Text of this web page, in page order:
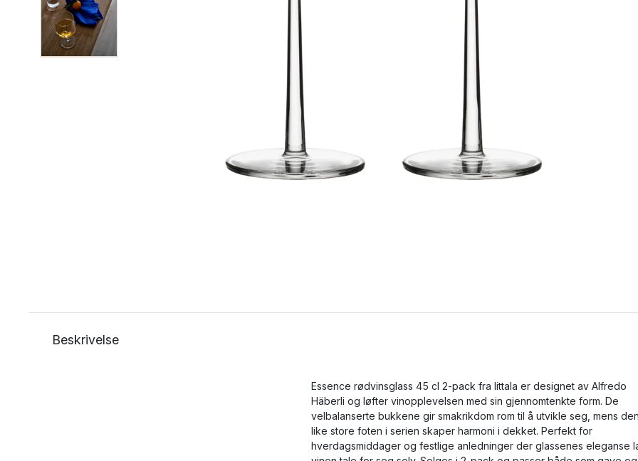
Beskrivelse
Essence rødvinsglass 45 cl 2-pack fra Iittala er designet av Alfredo
Häberli og løfter vinopplevelsen med sin gjennomtenkte form. De
velbalanserte bukkene gir smakrikdom rom til å utvikle seg, mens
like store foten i serien skaper harmoni i dekket. Perfekt for
hverdagsmiddager og festlige anledninger der glassenes eleganse